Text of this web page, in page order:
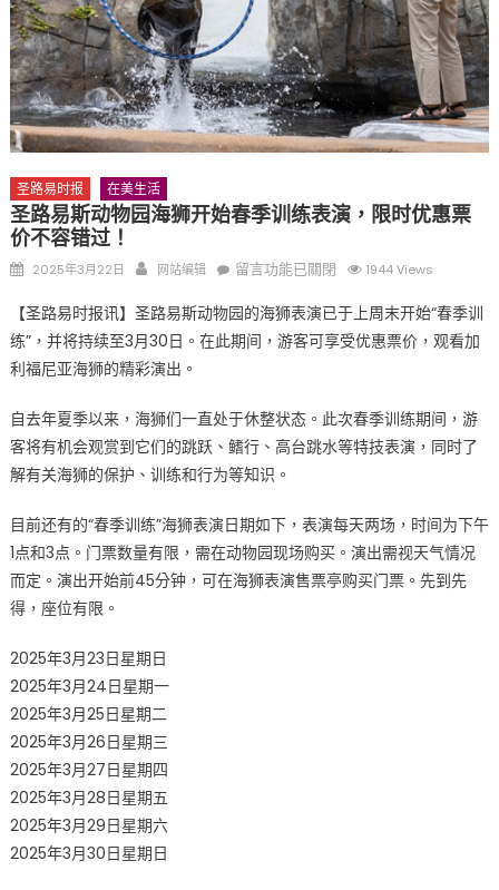
与钢琴的精彩对话
圣路易时报 在美生活
圣路易斯动物园海狮开始春季训练表演，限时优惠票
价不容错过！
Posted
2025年3月22日 Author
网站编辑
在
路
易
物
园
海
开
始
春
留言功能已關閉 1944 Views
【圣路易时报讯】圣路易斯动物园的海狮表演已于上周末开始“春季训
练”，并将持续至3月30日。​在此期间，游客可享受优惠票价，观看加
利福尼亚海狮的精彩演出。
自去年夏季以来，海狮们一直处于休整状态。​此次春季训练期间，游
客将有机会观赏到它们的跳跃、鳍行、高台跳水等特技表演，同时了
解有关海狮的保护、训练和行为等知识。​
目前还有的“春季训练”海狮表演日期如下，表演每天两场，时间为下午
1点和3点。​门票数量有限，需在动物园现场购买。演出需视天气情况
而定。演出开始前45分钟，可在海狮表演售票亭购买门票。先到先
得，座位有限。
2025年3月23日星期日
2025年3月24日星期一
2025年3月25日星期二
2025年3月26日星期三
2025年3月27日星期四
2025年3月28日星期五
2025年3月29日星期六
2025年3月30日星期日